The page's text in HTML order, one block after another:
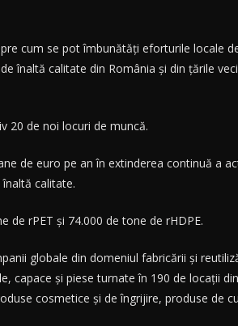
cum se pot îmbunătăţi eforturile locale
înaltă calitate din România şi din ţările
20 de noi locuri de muncă.
de euro pe an în extinderea continuă a
calitate.
de rPET şi 74.000 de tone de rHDPE.
globale din domeniul fabricării şi
capace şi piese turnate în 190 de locaţii
cosmetice şi de îngrijire, produse de